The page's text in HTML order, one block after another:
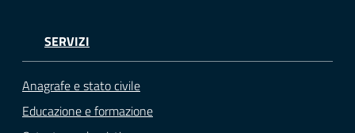
SERVIZI
Anagrafe e stato civile
Educazione e formazione